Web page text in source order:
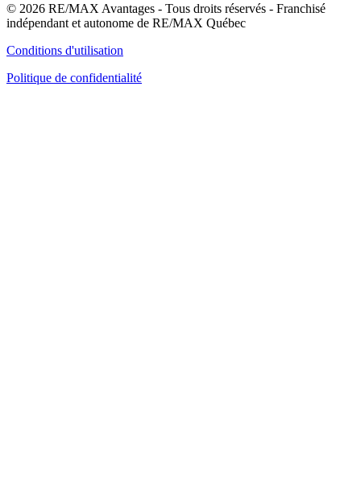
© 2026 RE/MAX Avantages - Tous droits réservés - Franchisé
indépendant et autonome de RE/MAX Québec
Conditions d'utilisation
Politique de confidentialité